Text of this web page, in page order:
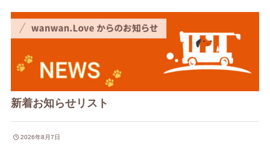
新着お知らせリスト
2026年8月7日